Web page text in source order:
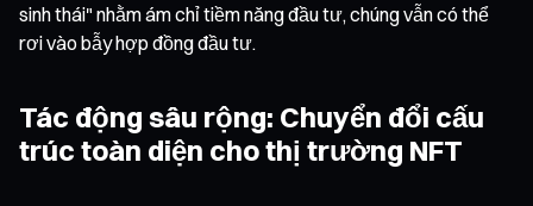
sinh thái" nhằm ám chỉ tiềm năng đầu tư, chúng vẫn có thể
rơi vào bẫy hợp đồng đầu tư.
Tác động sâu rộng: Chuyển đổi cấu
trúc toàn diện cho thị trường NFT